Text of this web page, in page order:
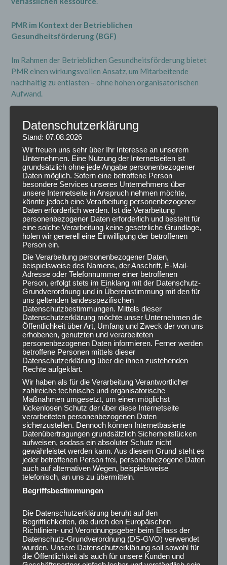
PMR im Kontext der Betrieblichen
Gesundheitsförderung (BGF)
Im Rahmen der Betrieblichen Gesundheitsförderung bietet
PMR einen wirkungsvollen Ansatz, um Mitarbeitende
nachhaltig zu entlasten – ohne hohen organisatorischen
Aufwand.
in Phasen von Veränderung und Leistungsdruck
zur Prävention stressbedingter Beschwerden
als Ergänzung zu bewegungsorientierten BGF-
Maßnahmen
Der Fokus liegt dabei nicht auf kurzfristiger Entspannung,
sondern auf demAufbau von
bleibt.
Kurskonzept: praxisnah, strukturiert, nachhaltig
In meinen PMR-Kursen vermittle ich Progressive
Muskelentspannung alspraktisches Lernwerkzeug–
verständlich, alltagsnah und direkt übertragbar.
Teilnehmende entwickeln Schritt für Schritt die Fähigkeit,
Nervensystem aktiv zu beeinflussen
souveräner zu begegnen.
Mehr Informationen zu meinem PMR-Angebot – privat
oder als Baustein der Betrieblichen
Gesundheitsförderung – finden Sie hier:
https://corporate-health.rueckenstark-hannover.de/
Datenschutzerklärung
Stand: 07.08.2026
Wir freuen uns sehr über Ihr Interesse an unserem
Unternehmen. Eine Nutzung der Internetseiten ist
grundsätzlich ohne jede Angabe personenbezogener
Daten möglich. Sofern eine betroffene Person
besondere Services unseres Unternehmens über
unsere Internetseite in Anspruch nehmen möchte,
könnte jedoch eine Verarbeitung personenbezogener
Daten erforderlich werden. Ist die Verarbeitung
personenbezogener Daten erforderlich und besteht für
eine solche Verarbeitung keine gesetzliche Grundlage,
holen wir generell eine Einwilligung der betroffenen
Person ein.
Die Verarbeitung personenbezogener Daten,
beispielsweise des Namens, der Anschrift, E-Mail-
Adresse oder Telefonnummer einer betroffenen
Person, erfolgt stets im Einklang mit der Datenschutz-
Grundverordnung und in Übereinstimmung mit den für
uns geltenden landesspezifischen
Datenschutzbestimmungen. Mittels dieser
Datenschutzerklärung möchte unser Unternehmen die
Öffentlichkeit über Art, Umfang und Zweck der von uns
erhobenen, genutzten und verarbeiteten
personenbezogenen Daten informieren. Ferner werden
betroffene Personen mittels dieser
Datenschutzerklärung über die ihnen zustehenden
Rechte aufgeklärt.
Wir haben als für die Verarbeitung Verantwortlicher
zahlreiche technische und organisatorische
Maßnahmen umgesetzt, um einen möglichst
lückenlosen Schutz der über diese Internetseite
verarbeiteten personenbezogenen Daten
sicherzustellen. Dennoch können Internetbasierte
Datenübertragungen grundsätzlich Sicherheitslücken
aufweisen, sodass ein absoluter Schutz nicht
gewährleistet werden kann. Aus diesem Grund steht es
jeder betroffenen Person frei, personenbezogene Daten
auch auf alternativen Wegen, beispielsweise
telefonisch, an uns zu übermitteln.
Begriffsbestimmungen
Die Datenschutzerklärung beruht auf den
Begrifflichkeiten, die durch den Europäischen
Richtlinien- und Verordnungsgeber beim Erlass der
Datenschutz-Grundverordnung (DS-GVO) verwendet
wurden. Unsere Datenschutzerklärung soll sowohl für
die Öffentlichkeit als auch für unsere Kunden und